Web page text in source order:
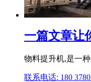
一篇文章让
物料提升机,是一
联系电话: 180 3780